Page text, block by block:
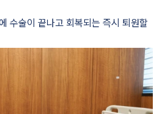
수술이 끝나고 회복되는 즉시 퇴원할